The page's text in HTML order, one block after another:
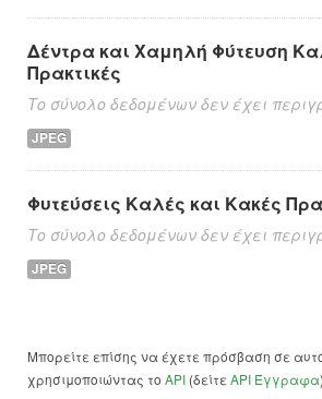
Δέντρα και Χαμηλή Φύτευση
Πρακτικές
Το σύνολο δεδομένων δεν έχει
JPEG
Φυτεύσεις Καλές και Κακές
Το σύνολο δεδομένων δεν έχει
JPEG
Μπορείτε επίσης να έχετε πρόσβαση σε
χρησιμοποιώντας το API (δείτε API Έγγραφα